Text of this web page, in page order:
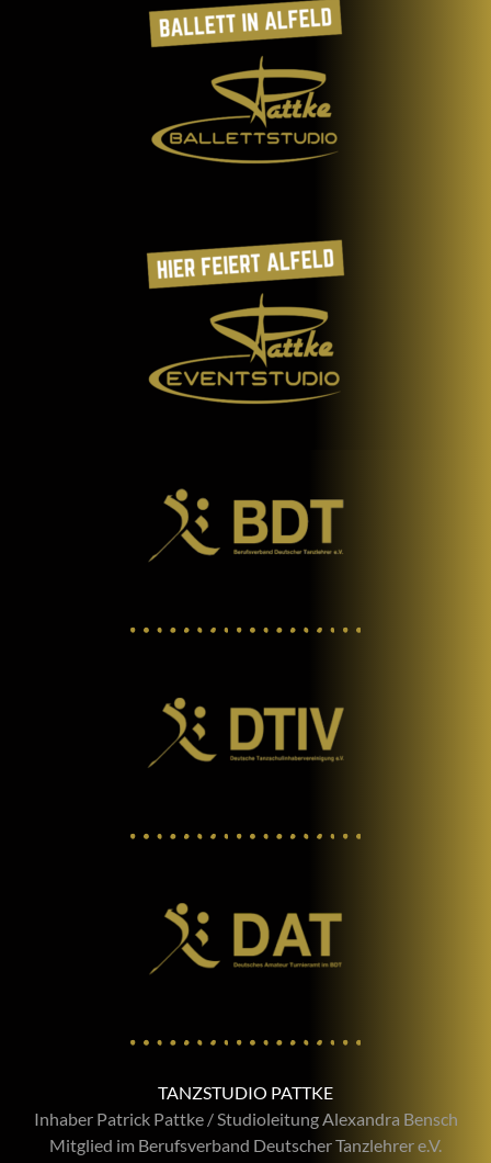
TANZSTUDIO PATTKE
Inhaber Patrick Pattke / Studioleitung Alexandra Bensch
Mitglied im Berufsverband Deutscher Tanzlehrer e.V.